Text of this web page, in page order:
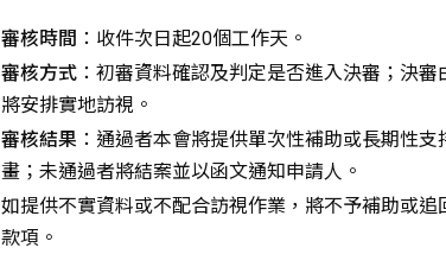
審核時間 ：收件次日起20個工作天。
審核方式：初審資料確認及判定是否進入決審；決審
將安排實地訪視。
審核結果 ：通過者本會將提供單次性補助或長期性支
畫；未通過者將結案並以函文通知申請人。
如提供不實資料或不配合訪視作業，將不予補助或追
款項。